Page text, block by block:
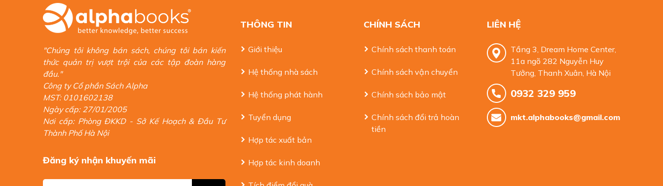
"Chúng tôi không bán sách, chúng tôi bán kiến
thức quản trị vượt trội của các tập đoàn hàng
đầu."
Công ty Cổ phần Sách Alpha
MST: 0101602138
Ngày cấp: 27/01/2005
Nơi cấp: Phòng ĐKKD - Sở Kế Hoạch & Đầu Tư
Thành Phố Hà Nội
Đăng ký nhận khuyến mãi
THÔNG TIN
Giới thiệu
Hệ thống nhà sách
Hệ thống phát hành
Tuyển dụng
Hợp tác xuất bản
Hợp tác kinh doanh
CHÍNH SÁCH
Chính sách thanh toán
Chính sách vận chuyển
Chính sách bảo mật
Chính sách đổi trả hoàn
tiền
LIÊN HỆ
Tầng 3, Dream Home Center,
11a ngõ 282 Nguyễn Huy
Tưởng, Thanh Xuân, Hà Nội
0932 329 959
mkt.alphabooks@gmail.com